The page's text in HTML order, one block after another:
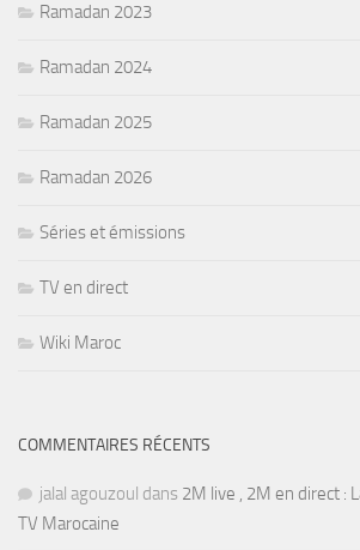
Ramadan 2023
Ramadan 2024
Ramadan 2025
Ramadan 2026
Séries et émissions
TV en direct
Wiki Maroc
COMMENTAIRES RÉCENTS
jalal agouzoul dans 2M live , 2M en direct :
TV Marocaine